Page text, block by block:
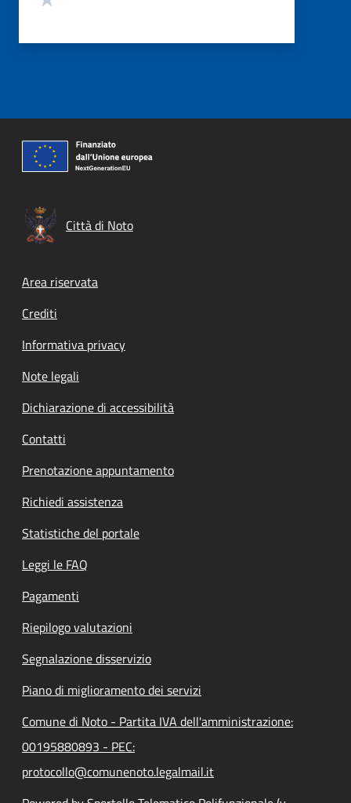
Città di Noto
Footer menu
Area riservata
Crediti
Informativa privacy
Note legali
Dichiarazione di accessibilità
Contatti
Prenotazione appuntamento
Richiedi assistenza
Statistiche del portale
Leggi le FAQ
Pagamenti
Riepilogo valutazioni
Segnalazione disservizio
Piano di miglioramento dei servizi
Comune di Noto - Partita IVA dell'amministrazione:
00195880893 - PEC:
protocollo@comunenoto.legalmail.it